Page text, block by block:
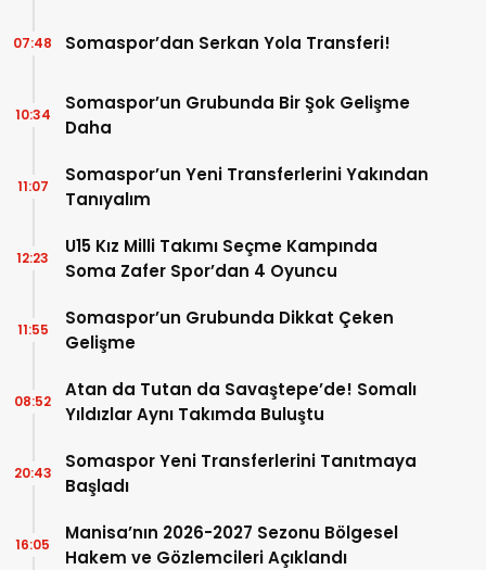
Somaspor’dan Serkan Yola Transferi!
07:48
Somaspor’un Grubunda Bir Şok Gelişme
Daha
10:34
Somaspor’un Yeni Transferlerini Yakından
Tanıyalım
11:07
U15 Kız Milli Takımı Seçme Kampında
Soma Zafer Spor’dan 4 Oyuncu
12:23
Somaspor’un Grubunda Dikkat Çeken
Gelişme
11:55
Atan da Tutan da Savaştepe’de! Somalı
Yıldızlar Aynı Takımda Buluştu
08:52
Somaspor Yeni Transferlerini Tanıtmaya
Başladı
20:43
Manisa’nın 2026-2027 Sezonu Bölgesel
Hakem ve Gözlemcileri Açıklandı
16:05